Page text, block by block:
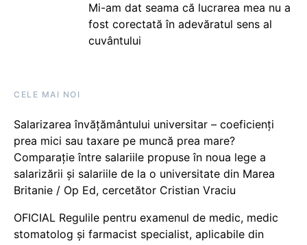
Mi-am dat seama că lucrarea mea nu a
fost corectată în adevăratul sens al
cuvântului
CELE MAI NOI
Salarizarea învățământului universitar – coeficienți
prea mici sau taxare pe muncă prea mare?
Comparație între salariile propuse în noua lege a
salarizării și salariile de la o universitate din Marea
Britanie / Op Ed, cercetător Cristian Vraciu
OFICIAL Regulile pentru examenul de medic, medic
stomatolog și farmacist specialist, aplicabile din